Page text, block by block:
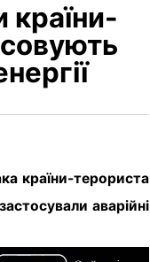
країни-
країни-терориста
аварійні